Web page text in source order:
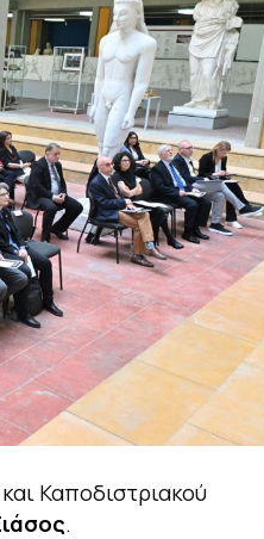
Καποδιστριακού
.